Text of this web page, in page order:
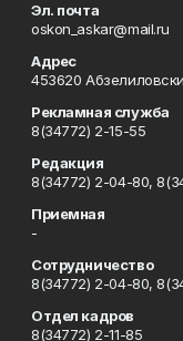
Эл. почта
oskon_askar@mail.ru
Адрес
453620
Рекламная служба
8(34772) 2-15-55
Редакция
8(34772) 2-04-80,
Приемная
-
Сотрудничество
8(34772) 2-04-80,
Отдел кадров
8(34772) 2-11-85